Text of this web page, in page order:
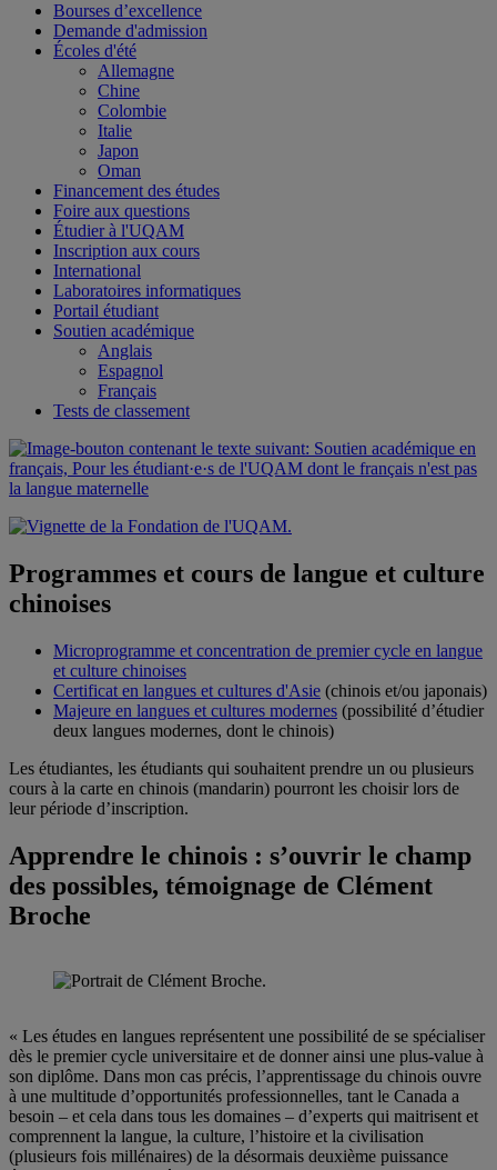
Bourses d’excellence
Demande d'admission
Écoles d'été
Allemagne
Chine
Colombie
Italie
Japon
Oman
Financement des études
Foire aux questions
Étudier à l'UQAM
Inscription aux cours
International
Laboratoires informatiques
Portail étudiant
Soutien académique
Anglais
Espagnol
Français
Tests de classement
Programmes et cours de langue et culture
chinoises
Microprogramme et concentration de premier cycle en langue
et culture chinoises
Certificat en langues et cultures d'Asie (chinois et/ou japonais)
Majeure en langues et cultures modernes (possibilité d’étudier
deux langues modernes, dont le chinois)
Les étudiantes, les étudiants qui souhaitent prendre un ou plusieurs
cours à la carte en chinois (mandarin) pourront les choisir lors de
leur période d’inscription.
Apprendre le chinois : s’ouvrir le champ
des possibles, témoignage de Clément
Broche
« Les études en langues représentent une possibilité de se spécialiser
dès le premier cycle universitaire et de donner ainsi une plus-value à
son diplôme. Dans mon cas précis, l’apprentissage du chinois ouvre
à une multitude d’opportunités professionnelles, tant le Canada a
besoin – et cela dans tous les domaines – d’experts qui maitrisent et
comprennent la langue, la culture, l’histoire et la civilisation
(plusieurs fois millénaires) de la désormais deuxième puissance